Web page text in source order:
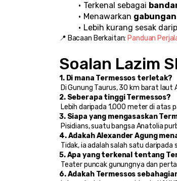
Terkenal sebagai
Menawarkan
Lebih kurang sesak
📍 Bacaan Berkaitan: Panduan
Soalan Lazim
1. Di mana Termessos terletak?
Di Gunung Taurus, 30 km barat laut
2. Seberapa tinggi Termessos?
Lebih daripada 1,000 meter di atas
3. Siapa yang mengasaskan
Pisidians, suatu bangsa Anatolia
4. Adakah Alexander Agung
Tidak, ia adalah salah satu
5. Apa yang terkenal tentang
Teater puncak gunungnya dan
6. Adakah Termessos